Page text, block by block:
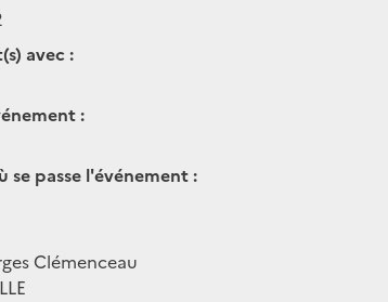
avec :
:
se passe l'événement :
Clémenceau